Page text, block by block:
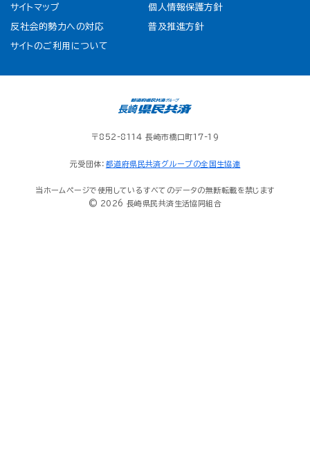
サイトマップ 個人情報保護方針
反社会的勢力への対応 普及推進方針
サイトのご利用について
〒852-8114 長崎市橋口町17-19
元受団体： 都道府県民共済グループの全国生協連
当ホームページで使用しているすべてのデータの無断転載を禁じます
© 2026 長崎県民共済生活協同組合